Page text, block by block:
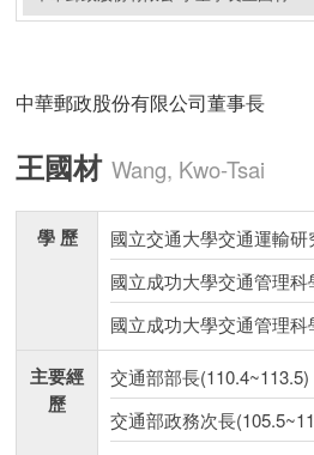
中華郵政股份有限公司董事長
王國材 Wang, Kwo-Tsai
學 歷
國立交通大學交通運輸研
國立成功大學交通管理科
國立成功大學交通管理科
主要經
歷
交通部部長(110.4~113.5)
交通部政務次長